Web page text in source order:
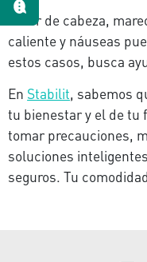
Dolor de cabeza,
caliente y náuseas
estos casos, busca
En Stabilit, sabemos
tu bienestar y el de tu
tomar precauciones,
soluciones
seguros. Tu